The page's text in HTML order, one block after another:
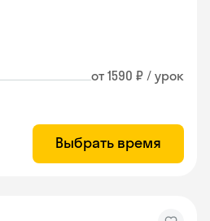
от 1590 ₽ / урок
Выбрать время